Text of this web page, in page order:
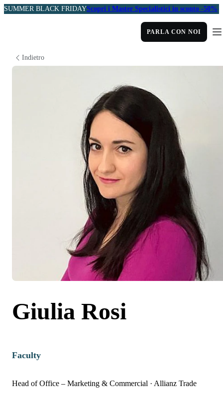
SUMMER BLACK FRIDAYScopri i Master Specialistici in sconto -50%
PARLA CON NOI
Indietro
Giulia Rosi
Faculty
Head of Office – Marketing & Commercial · Allianz Trade